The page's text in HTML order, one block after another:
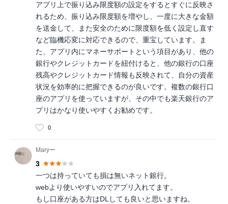
アプリ上で振り込み限度額の設定をするとすぐに反映さ
れるため、振り込み限度額を増やし、一度に大きな金額
を送金して、また安全のために限度額を低く設定し直す
など臨機応変に対応できるので、重宝しています。ま
た、アプリ内にマネーサポートという項目があり、他の
銀行やクレジットカードを紐付けると、他の銀行の口座
残高やクレジットカード情報も反映されて、自分の資産
状況を効率的に把握できるのが良いです。複数の銀行口
座のアプリを使っていますが、その中でも楽天銀行のア
プリはかなり使いやすくお勧めです。
0
Maryー
3
一つは持っていても損は無いネット銀行。
webより使いやすいのでアプリ入れてます。
もし口座がある方はDLしても良いと思いますね。